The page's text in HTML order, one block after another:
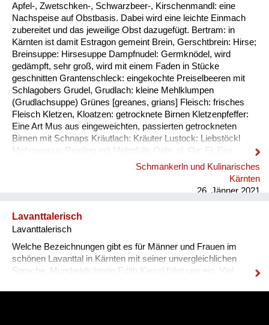
Apfel-, Zwetschken-, Schwarzbeer-, Kirschenmandl: eine
Nachspeise auf Obstbasis. Dabei wird eine leichte Einmach
zubereitet und das jeweilige Obst dazugefügt. Bertram: in
Kärnten ist damit Estragon gemeint Brein, Gerschtbrein: Hirse;
Breinsuppe: Hirsesuppe Dampfnudel: Germknödel, wird
gedämpft, sehr groß, wird mit einem Faden in Stücke
geschnitten Grantenschleck: eingekochte Preiselbeeren mit
Schlagobers Grudel, Grudlach: kleine Mehlklumpen
(Grudlachsuppe) Grünes [greanes, grians] Fleisch: frisches
Fleisch Kletzen, Kloatzen: getrocknete Birnen Kletzenpfeffer:
Eine Art Mus aus eingeweichten, passierten getrockneten
Birnen mit Schnaps Kräutlach: Kräuter Lustock: Liebstöckl
Mohnwoaza: Reinling mit Mohnfülle Oale, pl. Oa: Ei, Eier
Oamilch: Vorläufer des Puddings, aus Eiern, Milch und Mehl
Piggalan: Weihnachtsgericht im Lavanttal, Mohnwoaza mit
einem Saft aus Dörrobst und Schnaps übergossen Plentn:
Schmankerln und Kulinarisches
Kärnten
26. Jänner 2021
Lavanttalerisch
Lavanttalerisch
Welche Bezeichnungen gibt es für Männer und Frauen im
schönen Lavanttal in Kärnten mit seiner unvergleichlichen
Sprache. Mundartdichterin Edith Kienzl führt uns ein. Viel